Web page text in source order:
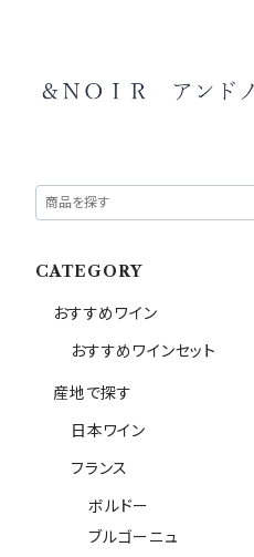
CATEGORY
おすすめワイン
おすすめワインセット
産地で探す
日本ワイン
フランス
ボルドー
ブルゴーニュ